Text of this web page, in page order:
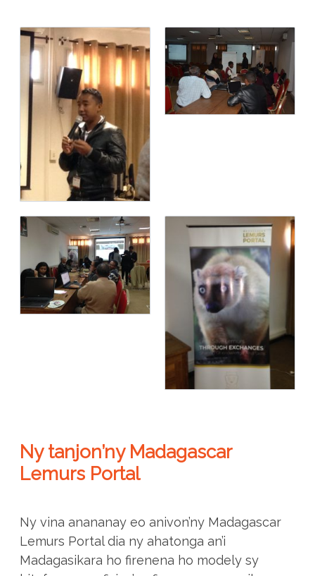
Ny tanjon’ny Madagascar
Lemurs Portal
Ny vina anananay eo anivon’ny Madagascar
Lemurs Portal dia ny ahatonga an’i
Madagasikara ho firenena ho modely sy